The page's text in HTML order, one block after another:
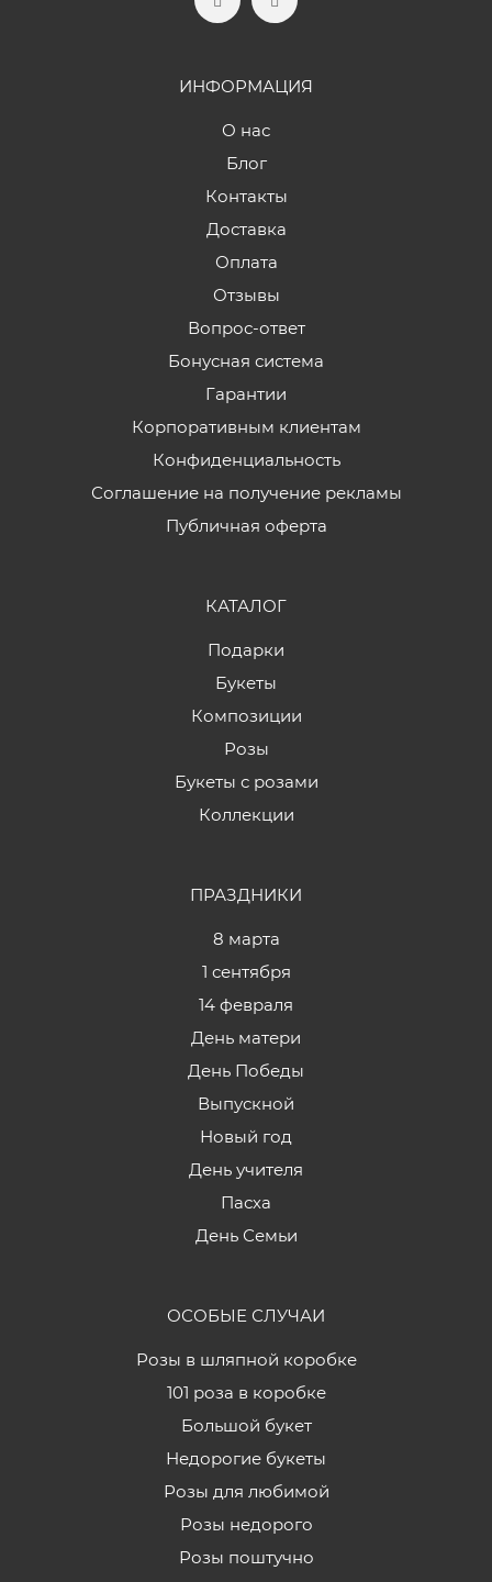
ИНФОРМАЦИЯ
О нас
Блог
Контакты
Доставка
Оплата
Отзывы
Вопрос-ответ
Бонусная система
Гарантии
Корпоративным клиентам
Конфиденциальность
Соглашение на получение рекламы
Публичная оферта
КАТАЛОГ
Подарки
Букеты
Композиции
Розы
Букеты с розами
Коллекции
ПРАЗДНИКИ
8 марта
1 сентября
14 февраля
День матери
День Победы
Выпускной
Новый год
День учителя
Пасха
День Семьи
ОСОБЫЕ СЛУЧАИ
Розы в шляпной коробке
101 роза в коробке
Большой букет
Недорогие букеты
Розы для любимой
Розы недорого
Розы поштучно